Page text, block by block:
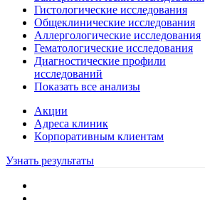
Гистологические исследования
Общеклинические исследования
Аллергологические исследования
Гематологические исследования
Диагностические профили
исследований
Показать все анализы
Акции
Адреса клиник
Кoрпоративным клиентам
Узнать результаты